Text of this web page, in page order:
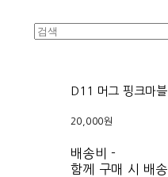
D11 머그 핑크마블
20,000원
배송비-
함께 구매 시 배송